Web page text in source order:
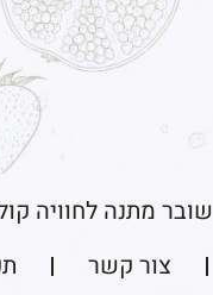
שובר מתנה לחוויה
צור קשר